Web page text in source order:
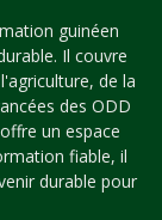
guinéen
Il couvre
de la
des ODD
un espace
fiable, il
durable pour